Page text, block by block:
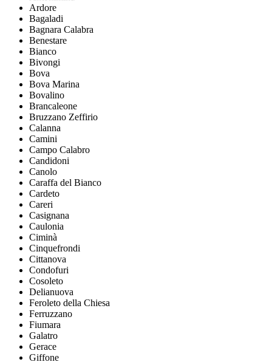
Ardore
Bagaladi
Bagnara Calabra
Benestare
Bianco
Bivongi
Bova
Bova Marina
Bovalino
Brancaleone
Bruzzano Zeffirio
Calanna
Camini
Campo Calabro
Candidoni
Canolo
Caraffa del Bianco
Cardeto
Careri
Casignana
Caulonia
Ciminà
Cinquefrondi
Cittanova
Condofuri
Cosoleto
Delianuova
Feroleto della Chiesa
Ferruzzano
Fiumara
Galatro
Gerace
Giffone